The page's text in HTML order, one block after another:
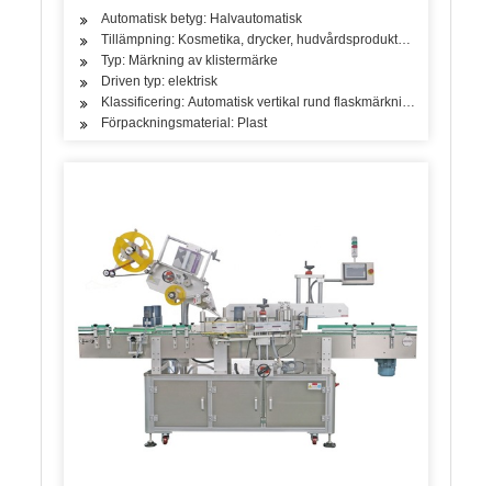
Automatisk betyg: Halvautomatisk
Tillämpning: Kosmetika, drycker, hudvårdsprodukter,
Typ: Märkning av klistermärke
Driven typ: elektrisk
Klassificering: Automatisk vertikal rund flaskmärkningsmaskin
Förpackningsmaterial: Plast